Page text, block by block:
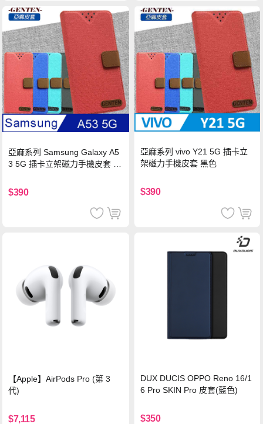
亞麻系列 Samsung Galaxy A5
3 5G 插卡立架磁力手機皮套 藍
$390
亞麻系列 vivo Y21 5G 插卡立
架磁力手機皮套 黑色
$390
【Apple】AirPods Pro (第 3
代)
$7,115
DUX DUCIS OPPO Reno 16/1
6 Pro SKIN Pro 皮套(藍色)
$350